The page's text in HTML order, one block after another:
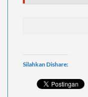
Silahkan Dishare: